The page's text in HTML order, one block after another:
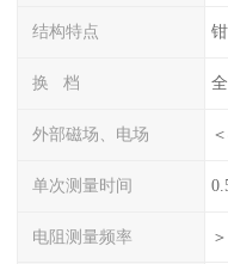
结构特点
换 档
外部磁场、电场
单次测量时间
电阻测量频率